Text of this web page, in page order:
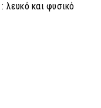
λευκό και φυσικό